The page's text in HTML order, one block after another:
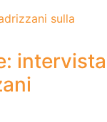
intervista